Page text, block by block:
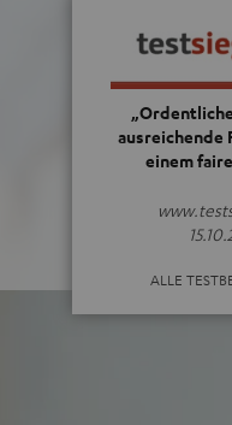
ausreichende
einem
ALLE